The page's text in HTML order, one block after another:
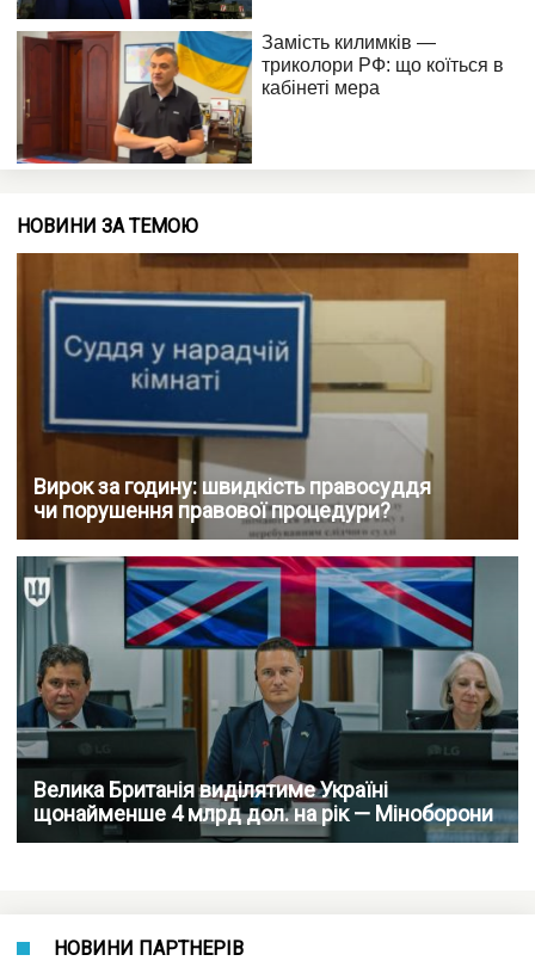
НОВИНИ ЗА ТЕМОЮ
Вирок за годину: швидкість правосуддя
чи порушення правової процедури?
Велика Британія виділятиме Україні
щонайменше 4 млрд дол. на рік — Міноборони
НОВИНИ ПАРТНЕРІВ